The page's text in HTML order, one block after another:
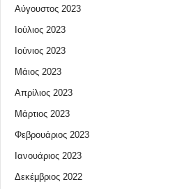
Αύγουστος 2023
Ιούλιος 2023
Ιούνιος 2023
Μάιος 2023
Απρίλιος 2023
Μάρτιος 2023
Φεβρουάριος 2023
Ιανουάριος 2023
Δεκέμβριος 2022